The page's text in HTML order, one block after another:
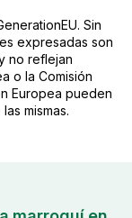
Sin
expresadas son
no reflejan
o la Comisión
Europea pueden
mismas.